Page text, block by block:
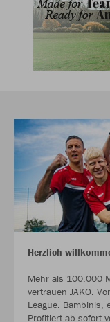
Herzlich
Mehr als 100.000
vertrauen JAKO.
League. Bambinis,
Profitiert ab sofort